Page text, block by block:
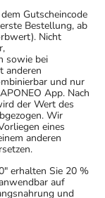
Gutscheincode
Bestellung, ab
Nicht
sowie bei
anderen
und nur
App. Nach
der Wert des
Wir
eines
anderen
erhalten Sie 20 %
auf
und